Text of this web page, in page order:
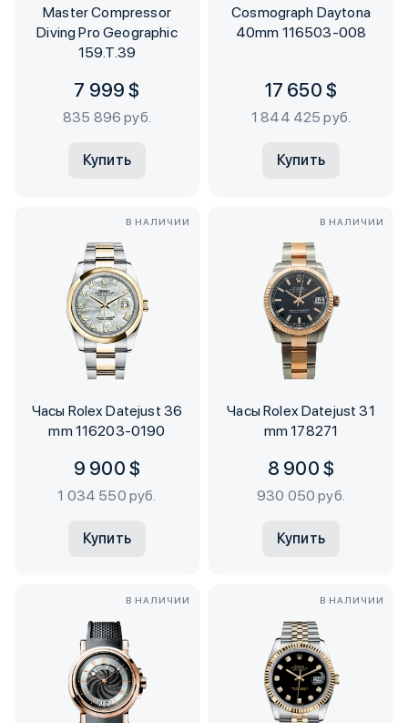
Master Compressor
Diving Pro Geographic
159.T.39
7 999 $
835 896 руб.
Купить
Cosmograph Daytona
40mm 116503-008
17 650 $
1 844 425 руб.
Купить
В НАЛИЧИИ
Часы Rolex Datejust 36
mm 116203-0190
9 900 $
1 034 550 руб.
Купить
В НАЛИЧИИ
Часы Rolex Datejust 31
mm 178271
8 900 $
930 050 руб.
Купить
В НАЛИЧИИ В НАЛИЧИИ